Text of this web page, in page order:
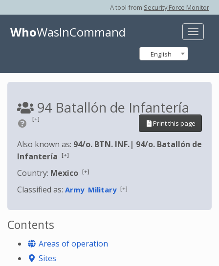
A tool from Security Force Monitor
Toggle
WhoWasInCommand
English
94 Batallón de Infantería
[+]
Print this page
Also known as: 94/o. BTN. INF.| 94/o. Batallón de
Infantería [+]
Country: Mexico [+]
Classified as: Army Military [+]
Contents
Areas of operation
Sites